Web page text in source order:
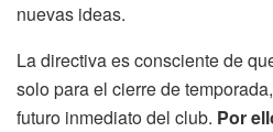
nuevas ideas.
La directiva es consciente de
solo para el cierre de
futuro inmediato del club. Por